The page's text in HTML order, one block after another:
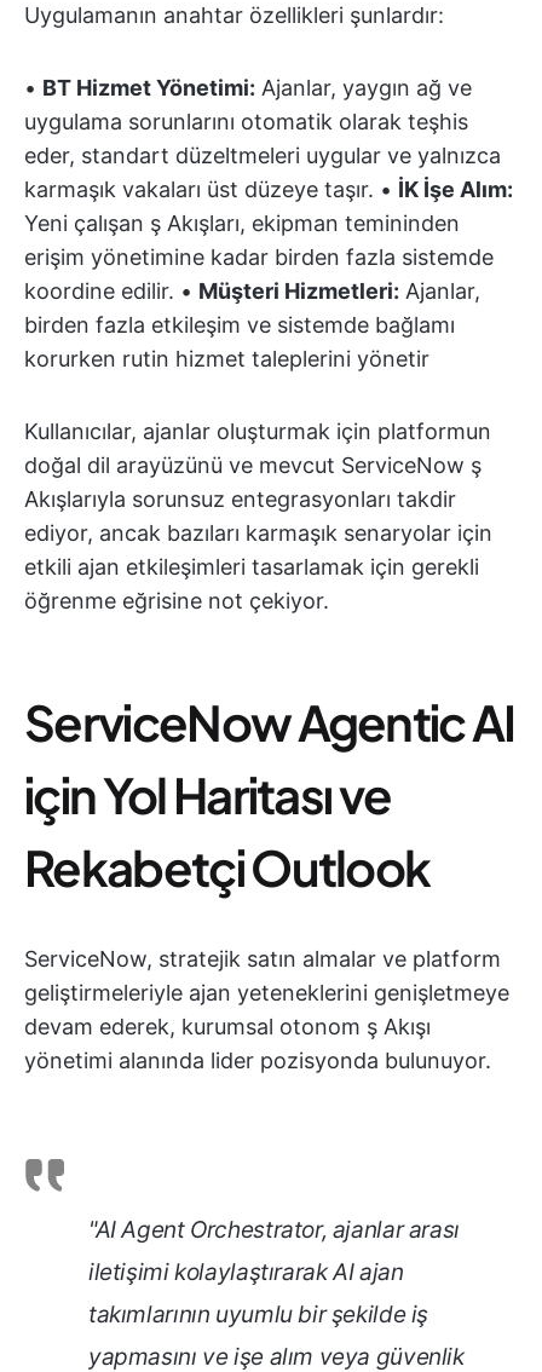
Uygulamanın anahtar özellikleri şunlardır:
• BT Hizmet Yönetimi: Ajanlar, yaygın ağ ve
uygulama sorunlarını otomatik olarak teşhis
eder, standart düzeltmeleri uygular ve yalnızca
karmaşık vakaları üst düzeye taşır. • İK İşe Alım:
Yeni çalışan ş Akışları, ekipman temininden
erişim yönetimine kadar birden fazla sistemde
koordine edilir. • Müşteri Hizmetleri: Ajanlar,
birden fazla etkileşim ve sistemde bağlamı
korurken rutin hizmet taleplerini yönetir
Kullanıcılar, ajanlar oluşturmak için platformun
doğal dil arayüzünü ve mevcut ServiceNow ş
Akışlarıyla sorunsuz entegrasyonları takdir
ediyor, ancak bazıları karmaşık senaryolar için
etkili ajan etkileşimleri tasarlamak için gerekli
öğrenme eğrisine not çekiyor.
ServiceNow Agentic AI
için Yol Haritası ve
Rekabetçi Outlook
ServiceNow, stratejik satın almalar ve platform
geliştirmeleriyle ajan yeteneklerini genişletmeye
devam ederek, kurumsal otonom ş Akışı
yönetimi alanında lider pozisyonda bulunuyor.
"AI Agent Orchestrator, ajanlar arası
iletişimi kolaylaştırarak AI ajan
takımlarının uyumlu bir şekilde iş
yapmasını ve işe alım veya güvenlik